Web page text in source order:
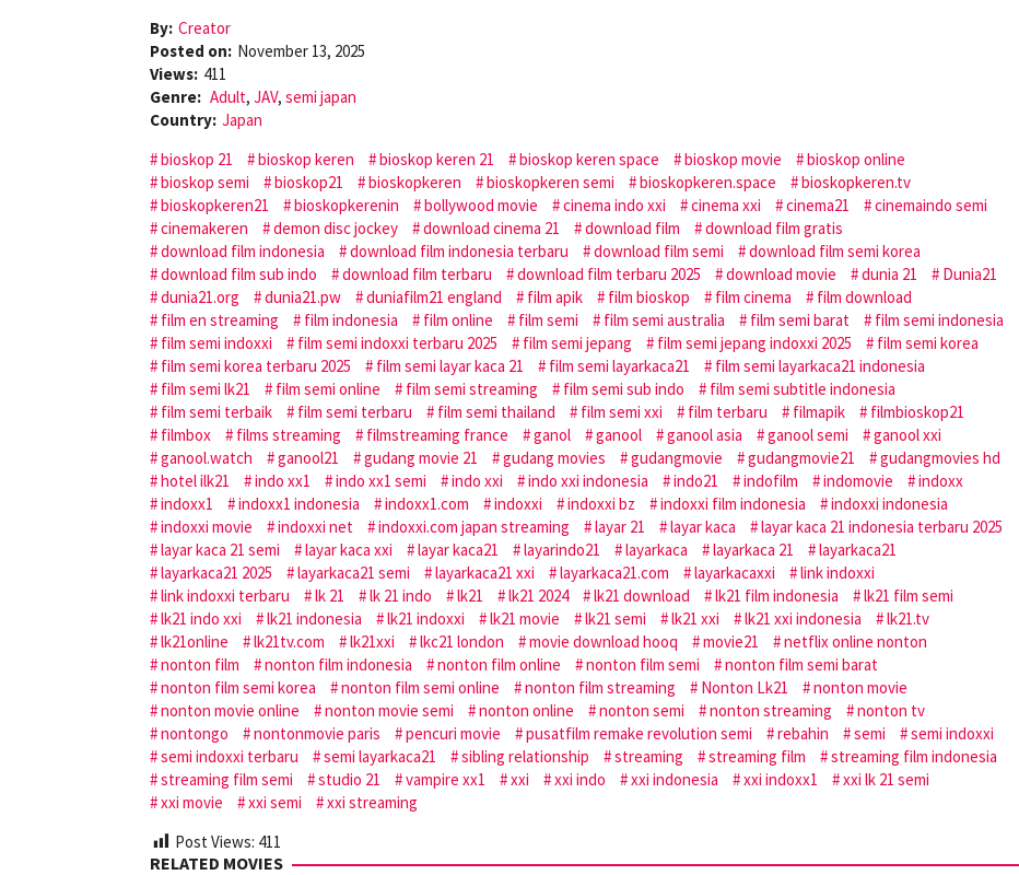
By: Creator
Posted on: November 13, 2025
Views: 411
Genre: Adult, JAV, semi japan
Country: Japan
bioskop 21
bioskop keren bioskop keren 21 bioskop keren space bioskop movie
bioskop online
bioskop semi
bioskop21 bioskopkeren bioskopkeren semi bioskopkeren.space
bioskopkeren.tv
bioskopkeren21
bioskopkerenin bollywood movie cinema indo xxi cinema xxi cinema21
cinemaindo semi
cinemakeren
demon disc jockey download cinema 21 download film
download film gratis
download film indonesia
download film indonesia terbaru download film semi
download film semi korea
download film sub indo
download film terbaru download film terbaru 2025 download movie dunia 21
Dunia21
dunia21.org
dunia21.pw duniafilm21 england film apik film bioskop film cinema
film download
film en streaming
film indonesia film online film semi film semi australia film semi barat
film semi indonesia
film semi indoxxi
film semi indoxxi terbaru 2025 film semi jepang film semi jepang indoxxi 2025
film semi korea
film semi korea terbaru 2025
film semi layar kaca 21 film semi layarkaca21
film semi layarkaca21 indonesia
film semi lk21
film semi online film semi streaming film semi sub indo
film semi subtitle indonesia
film semi terbaik
film semi terbaru film semi thailand film semi xxi film terbaru filmapik
filmbioskop21
filmbox
films streaming filmstreaming france ganol ganool ganool asia ganool semi
ganool xxi
ganool.watch
ganool21 gudang movie 21 gudang movies gudangmovie gudangmovie21
gudangmovies hd
hotel ilk21
indo xx1 indo xx1 semi indo xxi indo xxi indonesia indo21 indofilm indomovie
indoxx
indoxx1
indoxx1 indonesia indoxx1.com indoxxi indoxxi bz indoxxi film indonesia
indoxxi indonesia
indoxxi movie
indoxxi net indoxxi.com japan streaming layar 21 layar kaca
layar kaca 21 indonesia terbaru 2025
layar kaca 21 semi
layar kaca xxi layar kaca21 layarindo21 layarkaca layarkaca 21
layarkaca21
layarkaca21 2025
layarkaca21 semi layarkaca21 xxi layarkaca21.com layarkacaxxi
link indoxxi
link indoxxi terbaru
lk 21 lk 21 indo lk21 lk21 2024 lk21 download lk21 film indonesia
lk21 film semi
lk21 indo xxi
lk21 indonesia lk21 indoxxi lk21 movie lk21 semi lk21 xxi lk21 xxi indonesia
lk21.tv
lk21online
lk21tv.com lk21xxi lkc21 london movie download hooq movie21
netflix online nonton
nonton film
nonton film indonesia nonton film online nonton film semi
nonton film semi barat
nonton film semi korea
nonton film semi online nonton film streaming Nonton Lk21
nonton movie
nonton movie online
nonton movie semi nonton online nonton semi nonton streaming
nonton tv
nontongo
nontonmovie paris pencuri movie pusatfilm remake revolution semi rebahin semi
semi indoxxi
semi indoxxi terbaru
semi layarkaca21 sibling relationship streaming streaming film
streaming film indonesia
streaming film semi
studio 21 vampire xx1 xxi xxi indo xxi indonesia xxi indoxx1
xxi lk 21 semi
xxi movie
xxi semi
xxi streaming
Post Views: 411
RELATED MOVIES